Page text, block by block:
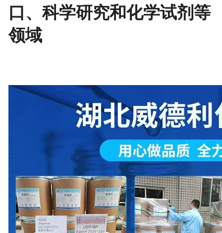
口、科学研究和化学试剂等
领域